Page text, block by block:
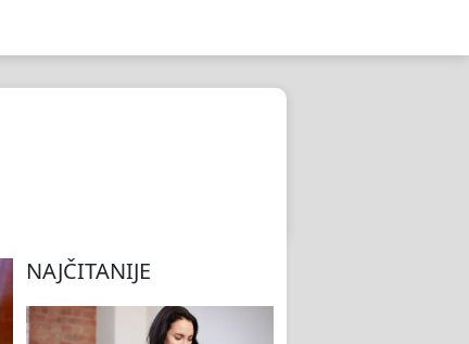
NAJČITANIJE